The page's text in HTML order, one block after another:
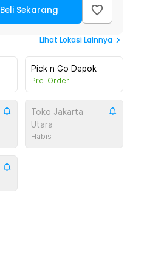
Beli Sekarang
Lihat Lokasi Lainnya
Pick n Go Depok
Pre-Order
Toko Jakarta
Utara
Habis